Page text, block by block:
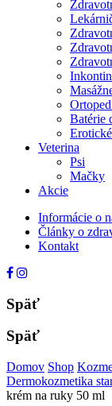
Batérie
Veterina
Psi
Mačky
Akcie
Informácie o
Články o
Kontakt
Späť
Späť
Domov Shop
Dermokozmetika
krém na ruky 50 ml